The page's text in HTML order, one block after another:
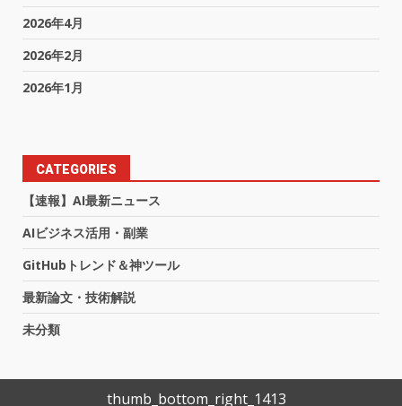
2026年4月
2026年2月
2026年1月
CATEGORIES
【速報】AI最新ニュース
AIビジネス活用・副業
GitHubトレンド＆神ツール
最新論文・技術解説
未分類
thumb_bottom_right_1413